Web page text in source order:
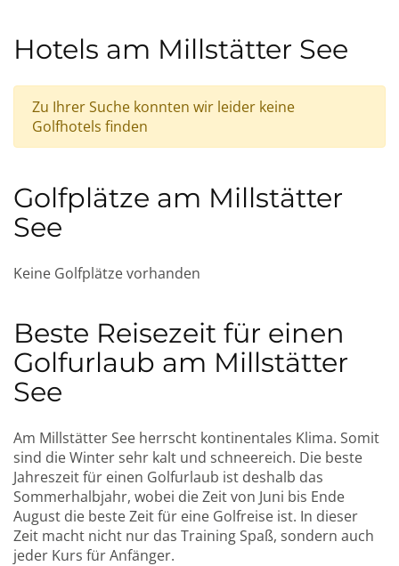
Hotels am Millstätter See
Zu Ihrer Suche konnten wir leider keine
Golfhotels finden
Golfplätze am Millstätter
See
Keine Golfplätze vorhanden
Beste Reisezeit für einen
Golfurlaub am Millstätter
See
Am Millstätter See herrscht kontinentales Klima. Somit
sind die Winter sehr kalt und schneereich. Die beste
Jahreszeit für einen Golfurlaub ist deshalb das
Sommerhalbjahr, wobei die Zeit von Juni bis Ende
August die beste Zeit für eine Golfreise ist. In dieser
Zeit macht nicht nur das Training Spaß, sondern auch
jeder Kurs für Anfänger.